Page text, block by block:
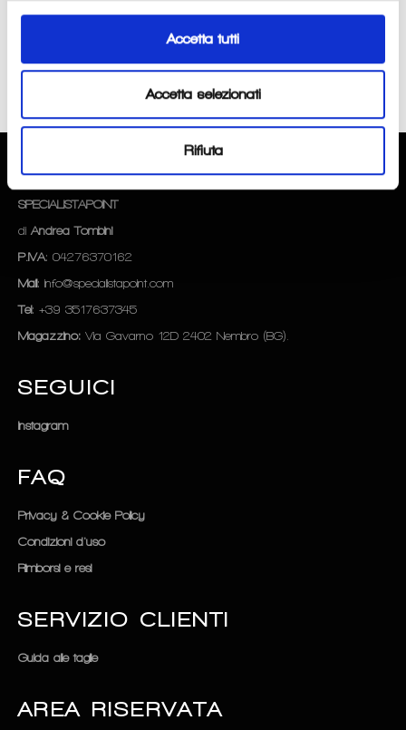
Accetta tutti
Accetta selezionati
Rifiuta
Condividi
su
su
su
SPECIALISTAPOINT
di Andrea Tombini
P.IVA: 04276370162
Mail: info@specialistapoint.com
Tel: +39 3517637345
Magazzino: Via Gavarno 12D 2402 Nembro (BG).
SEGUICI
Instagram
FAQ
Privacy & Cookie Policy
Condizioni d'uso
Rimborsi e resi
SERVIZIO CLIENTI
Guida alle taglie
AREA RISERVATA